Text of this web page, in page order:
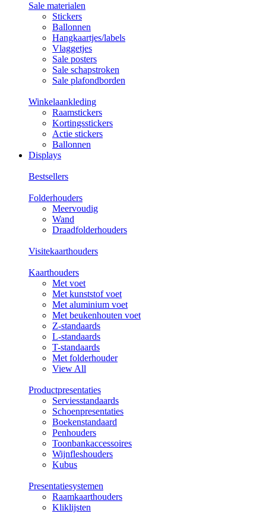
Sale materialen
Stickers
Ballonnen
Hangkaartjes/labels
Vlaggetjes
Sale posters
Sale schapstroken
Sale plafondborden
Winkelaankleding
Raamstickers
Kortingsstickers
Actie stickers
Ballonnen
Displays
Bestsellers
Folderhouders
Meervoudig
Wand
Draadfolderhouders
Visitekaarthouders
Kaarthouders
Met voet
Met kunststof voet
Met aluminium voet
Met beukenhouten voet
Z-standaards
L-standaards
T-standaards
Met folderhouder
View All
Productpresentaties
Serviesstandaards
Schoenpresentaties
Boekenstandaard
Penhouders
Toonbankaccessoires
Wijnfleshouders
Kubus
Presentatiesystemen
Raamkaarthouders
Kliklijsten